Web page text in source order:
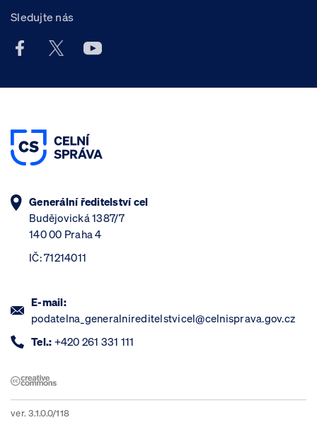
Sledujte nás
Facebook účet Celní správy ČR
X účet Celní správy ČR
Youtube účet Celní správy ČR
Generální ředitelství cel
Budějovická 1387/7
140 00 Praha 4
IČ: 71214011
E-mail:
podatelna_generalnireditelstvicel@celnisprava.gov.cz
Tel.: +420 261 331 111
ver. 3.1.0.0/118